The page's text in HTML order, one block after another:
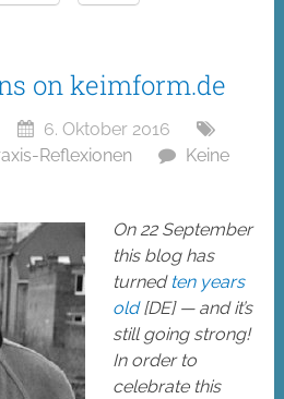
on keimform.de
6. Oktober 2016
Reflexionen
Keine
On 22 September
this blog has
turned ten years
old[DE] — and it’s
still going strong!
In order to
celebrate this